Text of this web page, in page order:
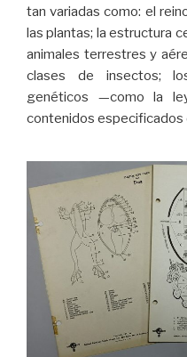
tan variadas como: el
las plantas; la estructura
animales terrestres y
clases de insectos;
genéticos —como la
contenidos especificados